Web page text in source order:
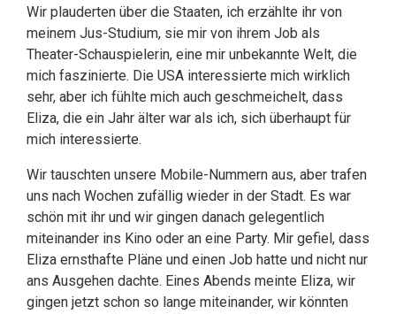
Wir plauderten über die Staaten, ich erzählte ihr von
meinem Jus-Studium, sie mir von ihrem Job als
Theater-Schauspielerin, eine mir unbekannte Welt, die
mich faszinierte. Die USA interessierte mich wirklich
sehr, aber ich fühlte mich auch geschmeichelt, dass
Eliza, die ein Jahr älter war als ich, sich überhaupt für
mich interessierte.
Wir tauschten unsere Mobile-Nummern aus, aber trafen
uns nach Wochen zufällig wieder in der Stadt. Es war
schön mit ihr und wir gingen danach gelegentlich
miteinander ins Kino oder an eine Party. Mir gefiel, dass
Eliza ernsthafte Pläne und einen Job hatte und nicht nur
ans Ausgehen dachte. Eines Abends meinte Eliza, wir
gingen jetzt schon so lange miteinander, wir könnten